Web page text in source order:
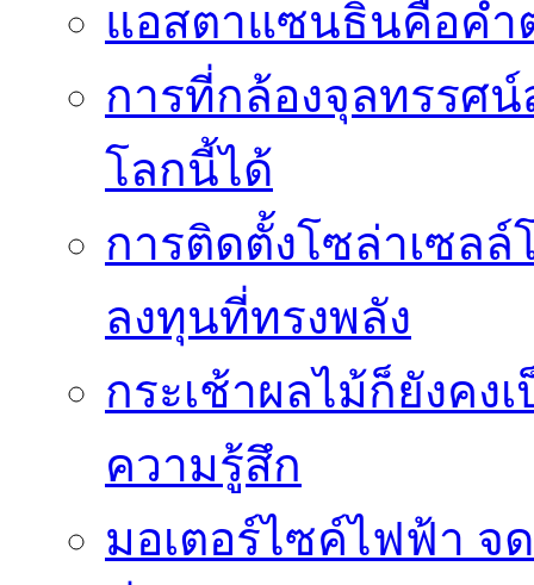
แอสตาแซนธินคือค
การที่กล้องจุลทรรศ
โลกนี้ได้
การติดตั้งโซล่าเซลล์
ลงทุนที่ทรงพลัง
กระเช้าผลไม้ก็ยังคง
ความรู้สึก
มอเตอร์ไซค์ไฟฟ้า จ